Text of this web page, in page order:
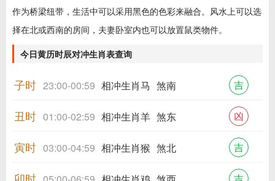
作为桥梁纽带，生活中可以采用黑色的色彩来融合。风水上可以选
择在北或西南的房间，夫妻卧室内也可以放置鼠类物件。
今日黄历时辰对冲生肖表查询
子时 23:00-00:59 相冲生肖马 煞南 吉
丑时 01:00-02:59 相冲生肖羊 煞东 凶
寅时 03:00-04:59 相冲生肖猴 煞北 吉